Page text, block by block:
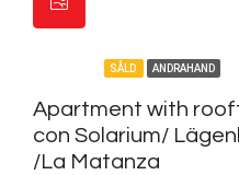
SÅLD ANDRAHAND
Apartment with
con Solarium/
/La Matanza